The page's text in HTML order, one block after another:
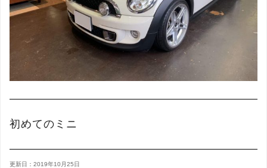
初めてのミニ
更新日：2019年10月25日